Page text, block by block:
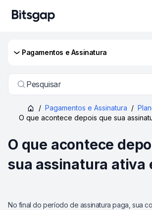
Pagamentos e Assinatura
Pesquisar
/ Pagamentos e Assinatura /
O que acontece depois que sua
O que acontece
sua assinatura ativa
No final do período de assinatura paga, sua